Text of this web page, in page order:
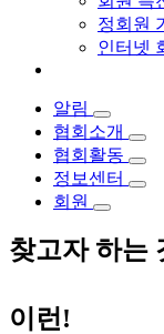
정회원
인터넷
알림
협회소개
협회활동
정보센터
회원
찾고자 하는
이런!